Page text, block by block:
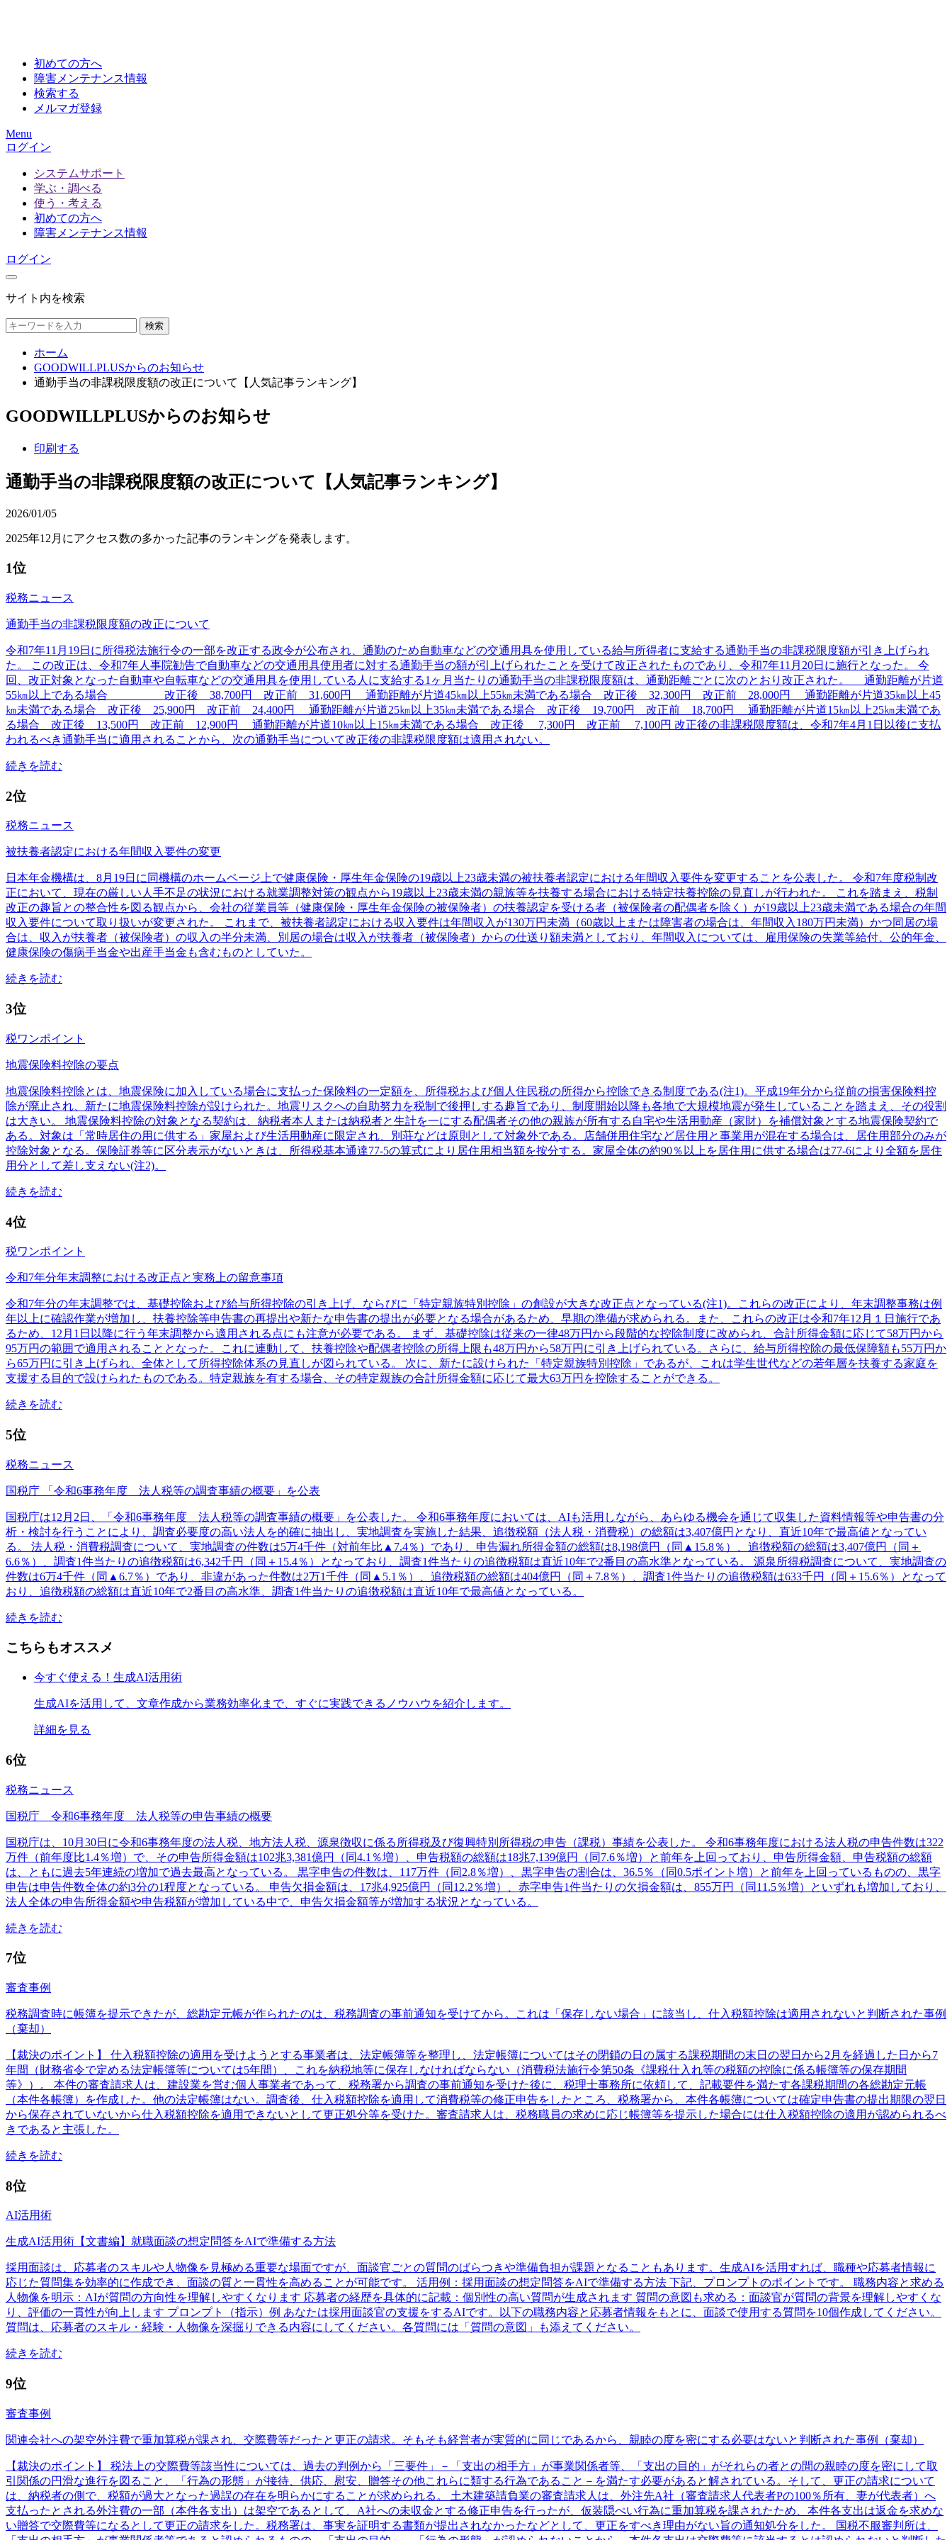
初めての方へ
障害メンテナンス情報
検索する
メルマガ登録
Menu
ログイン
システムサポート
学ぶ・調べる
使う・考える
初めての方へ
障害メンテナンス情報
ログイン
サイト内を検索
検索
ホーム
GOODWILLPLUSからのお知らせ
通勤手当の非課税限度額の改正について【人気記事ランキング】
GOODWILLPLUSからのお知らせ
印刷する
通勤手当の非課税限度額の改正について【人気記事ランキング】
2026/01/05
2025年12月にアクセス数の多かった記事のランキングを発表します。
1位
税務ニュース
通勤手当の非課税限度額の改正について
令和7年11月19日に所得税法施行令の一部を改正する政令が公布され、通勤のため自動車などの交通用具を使用している給与所得者に支給する通勤手当の非課税限度額が引き上げられ
た。 この改正は、令和7年人事院勧告で自動車などの交通用具使用者に対する通勤手当の額が引上げられたことを受けて改正されたものであり、令和7年11月20日に施行となった。 今
回、改正対象となった自動車や自転車などの交通用具を使用している人に支給する1ヶ月当たりの通勤手当の非課税限度額は、通勤距離ごとに次のとおり改正された。 通勤距離が片道
55㎞以上である場合 改正後 38,700円 改正前 31,600円 通勤距離が片道45㎞以上55㎞未満である場合 改正後 32,300円 改正前 28,000円 通勤距離が片道35㎞以上45
㎞未満である場合 改正後 25,900円 改正前 24,400円 通勤距離が片道25㎞以上35㎞未満である場合 改正後 19,700円 改正前 18,700円 通勤距離が片道15㎞以上25㎞未満であ
る場合 改正後 13,500円 改正前 12,900円 通勤距離が片道10㎞以上15㎞未満である場合 改正後 7,300円 改正前 7,100円 改正後の非課税限度額は、令和7年4月1日以後に支払
われるべき通勤手当に適用されることから、次の通勤手当について改正後の非課税限度額は適用されない。
続きを読む
2位
税務ニュース
被扶養者認定における年間収入要件の変更
日本年金機構は、8月19日に同機構のホームページ上で健康保険・厚生年金保険の19歳以上23歳未満の被扶養者認定における年間収入要件を変更することを公表した。 令和7年度税制改
正において、現在の厳しい人手不足の状況における就業調整対策の観点から19歳以上23歳未満の親族等を扶養する場合における特定扶養控除の見直しが行われた。 これを踏まえ、税制
改正の趣旨との整合性を図る観点から、会社の従業員等（健康保険・厚生年金保険の被保険者）の扶養認定を受ける者（被保険者の配偶者を除く）が19歳以上23歳未満である場合の年間
収入要件について取り扱いが変更された。 これまで、被扶養者認定における収入要件は年間収入が130万円未満（60歳以上または障害者の場合は、年間収入180万円未満）かつ同居の場
合は、収入が扶養者（被保険者）の収入の半分未満、別居の場合は収入が扶養者（被保険者）からの仕送り額未満としており、年間収入については、雇用保険の失業等給付、公的年金、
健康保険の傷病手当金や出産手当金も含むものとしていた。
続きを読む
3位
税ワンポイント
地震保険料控除の要点
地震保険料控除とは、地震保険に加入している場合に支払った保険料の一定額を、所得税および個人住民税の所得から控除できる制度である(注1)。平成19年分から従前の損害保険料控
除が廃止され、新たに地震保険料控除が設けられた。地震リスクへの自助努力を税制で後押しする趣旨であり、制度開始以降も各地で大規模地震が発生していることを踏まえ、その役割
は大きい。 地震保険料控除の対象となる契約は、納税者本人または納税者と生計を一にする配偶者その他の親族が所有する自宅や生活用動産（家財）を補償対象とする地震保険契約で
ある。対象は「常時居住の用に供する」家屋および生活用動産に限定され、別荘などは原則として対象外である。店舗併用住宅など居住用と事業用が混在する場合は、居住用部分のみが
控除対象となる。保険証券等に区分表示がないときは、所得税基本通達77-5の算式により居住用相当額を按分する。家屋全体の約90％以上を居住用に供する場合は77-6により全額を居住
用分として差し支えない(注2)。
続きを読む
4位
税ワンポイント
令和7年分年末調整における改正点と実務上の留意事項
令和7年分の年末調整では、基礎控除および給与所得控除の引き上げ、ならびに「特定親族特別控除」の創設が大きな改正点となっている(注1)。これらの改正により、年末調整事務は例
年以上に確認作業が増加し、扶養控除等申告書の再提出や新たな申告書の提出が必要となる場合があるため、早期の準備が求められる。また、これらの改正は令和7年12月１日施行であ
るため、12月1日以降に行う年末調整から適用される点にも注意が必要である。 まず、基礎控除は従来の一律48万円から段階的な控除制度に改められ、合計所得金額に応じて58万円から
95万円の範囲で適用されることとなった。これに連動して、扶養控除や配偶者控除の所得上限も48万円から58万円に引き上げられている。さらに、給与所得控除の最低保障額も55万円か
ら65万円に引き上げられ、全体として所得控除体系の見直しが図られている。 次に、新たに設けられた「特定親族特別控除」であるが、これは学生世代などの若年層を扶養する家庭を
支援する目的で設けられたものである。特定親族を有する場合、その特定親族の合計所得金額に応じて最大63万円を控除することができる。
続きを読む
5位
税務ニュース
国税庁 「令和6事務年度 法人税等の調査事績の概要」を公表
国税庁は12月2日、「令和6事務年度 法人税等の調査事績の概要」を公表した。 令和6事務年度においては、AIも活用しながら、あらゆる機会を通じて収集した資料情報等や申告書の分
析・検討を行うことにより、調査必要度の高い法人を的確に抽出し、実地調査を実施した結果、追徴税額（法人税・消費税）の総額は3,407億円となり、直近10年で最高値となってい
る。 法人税・消費税調査について、実地調査の件数は5万4千件（対前年比▲7.4％）であり、申告漏れ所得金額の総額は8,198億円（同▲15.8％）、追徴税額の総額は3,407億円（同＋
6.6％）、調査1件当たりの追徴税額は6,342千円（同＋15.4％）となっており、調査1件当たりの追徴税額は直近10年で2番目の高水準となっている。 源泉所得税調査について、実地調査の
件数は6万4千件（同▲6.7％）であり、非違があった件数は2万1千件（同▲5.1％）、追徴税額の総額は404億円（同＋7.8％）、調査1件当たりの追徴税額は633千円（同＋15.6％）となって
おり、追徴税額の総額は直近10年で2番目の高水準、調査1件当たりの追徴税額は直近10年で最高値となっている。
続きを読む
こちらもオススメ
今すぐ使える！生成AI活用術
生成AIを活用して、文章作成から業務効率化まで、すぐに実践できるノウハウを紹介します。
詳細を見る
6位
税務ニュース
国税庁 令和6事務年度 法人税等の申告事績の概要
国税庁は、10月30日に令和6事務年度の法人税、地方法人税、源泉徴収に係る所得税及び復興特別所得税の申告（課税）事績を公表した。 令和6事務年度における法人税の申告件数は322
万件（前年度比1.4％増）で、その申告所得金額は102兆3,381億円（同4.1％増）、申告税額の総額は18兆7,139億円（同7.6％増）と前年を上回っており、申告所得金額、申告税額の総額
は、ともに過去5年連続の増加で過去最高となっている。 黒字申告の件数は、117万件（同2.8％増）、黒字申告の割合は、36.5％（同0.5ポイント増）と前年を上回っているものの、黒字
申告は申告件数全体の約3分の1程度となっている。 申告欠損金額は、17兆4,925億円（同12.2％増）、赤字申告1件当たりの欠損金額は、855万円（同11.5％増）といずれも増加しており、
法人全体の申告所得金額や申告税額が増加している中で、申告欠損金額等が増加する状況となっている。
続きを読む
7位
審査事例
税務調査時に帳簿を提示できたが、総勘定元帳が作られたのは、税務調査の事前通知を受けてから。これは「保存しない場合」に該当し、仕入税額控除は適用されないと判断された事例
（棄却）
【裁決のポイント】 仕入税額控除の適用を受けようとする事業者は、法定帳簿等を整理し、法定帳簿についてはその閉鎖の日の属する課税期間の末日の翌日から2月を経過した日から7
年間（財務省令で定める法定帳簿等については5年間）、これを納税地等に保存しなければならない（消費税法施行令第50条《課税仕入れ等の税額の控除に係る帳簿等の保存期間
等》）。 本件の審査請求人は、建設業を営む個人事業者であって、税務署から調査の事前通知を受けた後に、税理士事務所に依頼して、記載要件を満たす各課税期間の各総勘定元帳
（本件各帳簿）を作成した。他の法定帳簿はない。調査後、仕入税額控除を適用して消費税等の修正申告をしたところ、税務署から、本件各帳簿については確定申告書の提出期限の翌日
から保存されていないから仕入税額控除を適用できないとして更正処分等を受けた。審査請求人は、税務職員の求めに応じ帳簿等を提示した場合には仕入税額控除の適用が認められるべ
きであると主張した。
続きを読む
8位
AI活用術
生成AI活用術【文書編】就職面談の想定問答をAIで準備する方法
採用面談は、応募者のスキルや人物像を見極める重要な場面ですが、面談官ごとの質問のばらつきや準備負担が課題となることもあります。生成AIを活用すれば、職種や応募者情報に
応じた質問集を効率的に作成でき、面談の質と一貫性を高めることが可能です。 活用例：採用面談の想定問答をAIで準備する方法 下記、プロンプトのポイントです。 職務内容と求める
人物像を明示：AIが質問の方向性を理解しやすくなります 応募者の経歴を具体的に記載：個別性の高い質問が生成されます 質問の意図も求める：面談官が質問の背景を理解しやすくな
り、評価の一貫性が向上します プロンプト（指示）例 あなたは採用面談官の支援をするAIです。以下の職務内容と応募者情報をもとに、面談で使用する質問を10個作成してください。
質問は、応募者のスキル・経験・人物像を深掘りできる内容にしてください。各質問には「質問の意図」も添えてください。
続きを読む
9位
審査事例
関連会社への架空外注費で重加算税が課され、交際費等だったと更正の請求。そもそも経営者が実質的に同じであるから、親睦の度を密にする必要はないと判断された事例（棄却）
【裁決のポイント】 税法上の交際費等該当性については、過去の判例から「三要件」－「支出の相手方」が事業関係者等、「支出の目的」がそれらの者との間の親睦の度を密にして取
引関係の円滑な進行を図ること、「行為の形態」が接待、供応、慰安、贈答その他これらに類する行為であること－を満たす必要があると解されている。そして、更正の請求について
は、納税者の側で、税額が過大となった過誤の存在を明らかにすることが求められる。 土木建築請負業の審査請求人は、外注先A社（審査請求人代表者Pの100％所有、妻が代表者）へ
支払ったとされる外注費の一部（本件各支出）は架空であるとして、A社への未収金とする修正申告を行ったが、仮装隠ぺい行為に重加算税を課されたため、本件各支出は返金を求めな
い贈答で交際費等になるとして更正の請求をした。税務署は、事実を証明する書類が提出されなかったなどとして、更正をすべき理由がない旨の通知処分をした。 国税不服審判所は、